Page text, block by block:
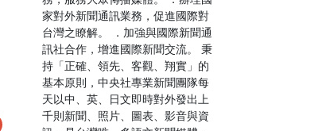
家對外新聞通訊業務，促進國際對
台灣之瞭解。 ．加強與國際新聞通
訊社合作，增進國際新聞交流。 秉
持「正確、領先、客觀、翔實」的
基本原則，中央社專業新聞團隊每
天以中、英、日文即時對外發出上
千則新聞、照片、圖表、影音與資